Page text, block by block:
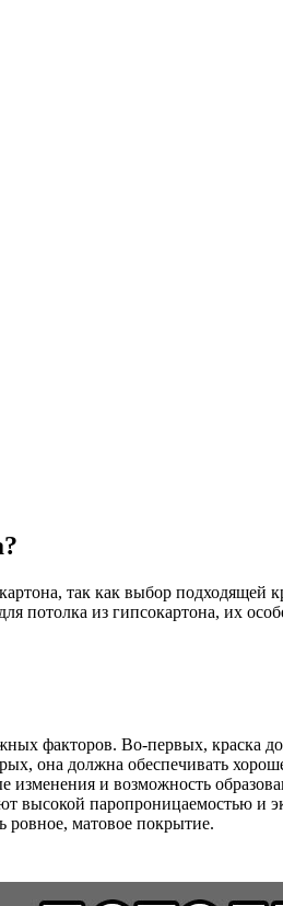
так как выбор подходящей
потолка из гипсокартона, их
факторов. Во-первых, краска
она должна обеспечивать
и возможность
высокой паропроницаемостью и
ровное, матовое покрытие.